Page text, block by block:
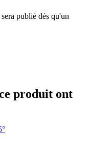
publié dès qu'un
produit ont